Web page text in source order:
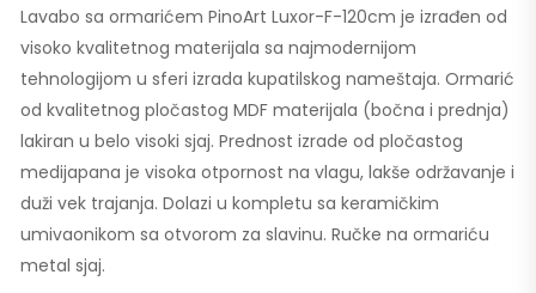
Lavabo sa ormarićem PinoArt Luxor-F-120cm je izrađen od
visoko kvalitetnog materijala sa najmodernijom
tehnologijom u sferi izrada kupatilskog nameštaja. Ormarić
od kvalitetnog pločastog MDF materijala (bočna i prednja)
lakiran u belo visoki sjaj. Prednost izrade od pločastog
medijapana je visoka otpornost na vlagu, lakše održavanje i
duži vek trajanja. Dolazi u kompletu sa keramičkim
umivaonikom sa otvorom za slavinu. Ručke na ormariću
metal sjaj.